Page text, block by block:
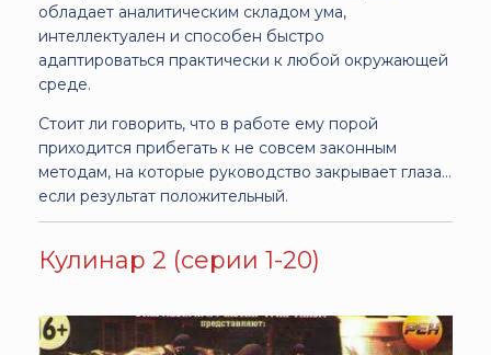
обладает аналитическим складом ума,
интеллектуален и способен быстро
адаптироваться практически к любой окружающей
среде.
Стоит ли говорить, что в работе ему порой
приходится прибегать к не совсем законным
методам, на которые руководство закрывает глаза…
если результат положительный.
Кулинар 2 (серии 1-20)